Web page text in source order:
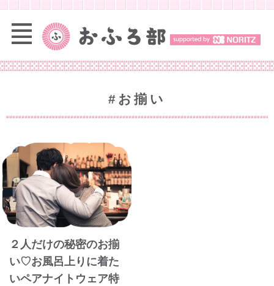
#お揃い
２人だけの秘密のお揃
い♡お風呂上りに着た
いペアナイトウェア特